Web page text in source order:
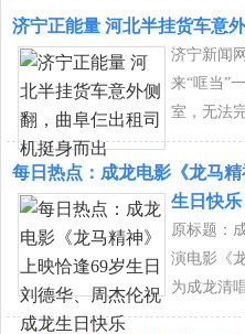
济宁正能量 河北半挂货车意
济宁新闻
来“哐当”
室，无法
每日热点：成龙电影《龙马
生日快乐
原标题：
演电影《
为成龙清